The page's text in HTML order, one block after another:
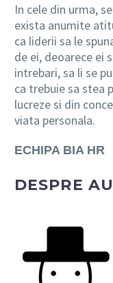
In cele din urma,
exista anumite
ca liderii sa le
de ei, deoarece ei
intrebari, sa li se
ca trebuie sa stea
lucreze si din
viata personala.
ECHIPA BIA HR
DESPRE